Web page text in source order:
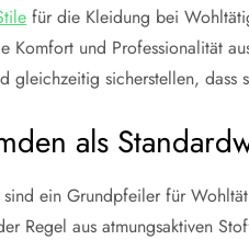
für die Kleidung bei
Komfort und Professionalität
gleichzeitig sicherstellen,
als
ein Grundpfeiler für
Regel aus atmungsaktiven